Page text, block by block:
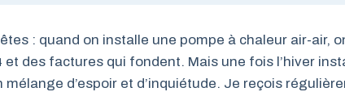
: quand on installe une pompe à chaleur air-air,
et des factures qui fondent. Mais une fois l’hiver
mélange d’espoir et d’inquiétude. Je reçois